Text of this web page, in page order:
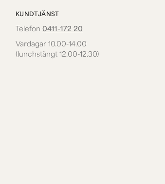
KUNDTJÄNST
Telefon 0411-172 20
Vardagar 10.00-14.00
(lunchstängt 12.00-12.30)